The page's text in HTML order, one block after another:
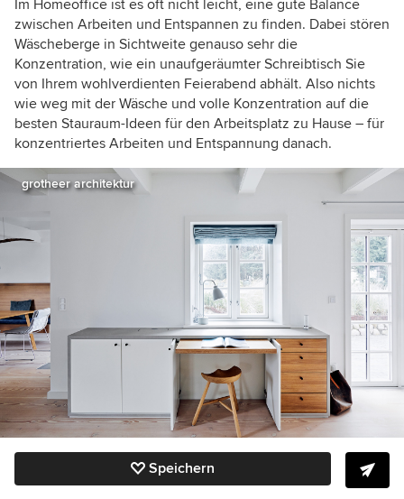
Im Homeoffice ist es oft nicht leicht, eine gute Balance
zwischen Arbeiten und Entspannen zu finden. Dabei stören
Wäscheberge in Sichtweite genauso sehr die
Konzentration, wie ein unaufgeräumter Schreibtisch Sie
von Ihrem wohlverdienten Feierabend abhält. Also nichts
wie weg mit der Wäsche und volle Konzentration auf die
besten Stauraum-Ideen für den Arbeitsplatz zu Hause – für
konzentriertes Arbeiten und Entspannung danach.
grotheer architektur
Speichern